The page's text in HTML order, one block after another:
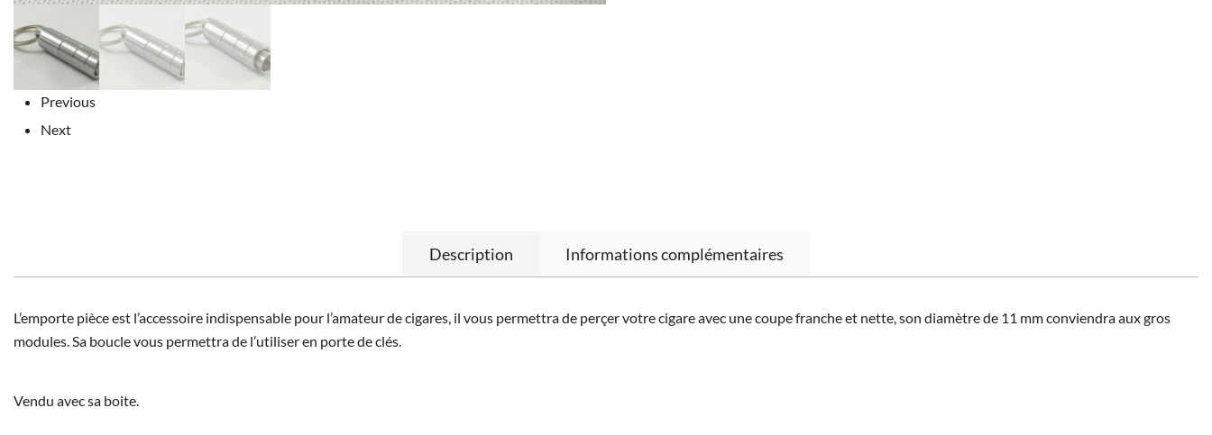
Previous
Next
Description Informations complémentaires
L’emporte pièce est l’accessoire indispensable pour l’amateur de cigares, il vous permettra de perçer votre cigare avec une coupe franche et nette, son diamètre de 11 mm conviendra aux gros
modules. Sa boucle vous permettra de l’utiliser en porte de clés.
Vendu avec sa boite.